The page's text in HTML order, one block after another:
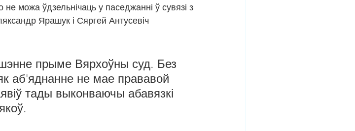
можа ўдзельнічаць у паседжанні ў сувязі з
Ярашук і Сяргей Антусевіч
прыме Вярхоўны суд. Без
аб'яднанне не мае прававой
тады выконваючы абавязкі